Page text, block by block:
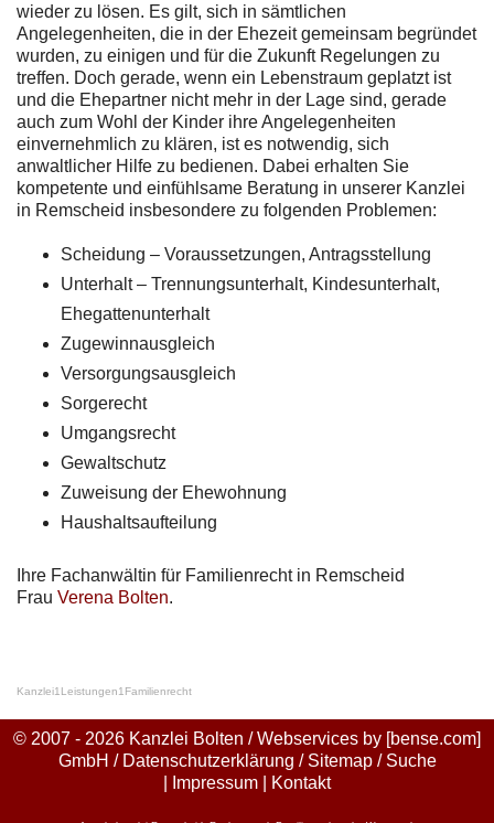
wieder zu lösen. Es gilt, sich in sämtlichen
Angelegenheiten, die in der Ehezeit gemeinsam begründet
wurden, zu einigen und für die Zukunft Regelungen zu
treffen. Doch gerade, wenn ein Lebenstraum geplatzt ist
und die Ehepartner nicht mehr in der Lage sind, gerade
auch zum Wohl der Kinder ihre Angelegenheiten
einvernehmlich zu klären, ist es notwendig, sich
anwaltlicher Hilfe zu bedienen. Dabei erhalten Sie
kompetente und einfühlsame Beratung in unserer Kanzlei
in Remscheid insbesondere zu folgenden Problemen:
Scheidung – Voraussetzungen, Antragsstellung
Unterhalt – Trennungsunterhalt, Kindesunterhalt,
Ehegattenunterhalt
Zugewinnausgleich
Versorgungsausgleich
Sorgerecht
Umgangsrecht
Gewaltschutz
Zuweisung der Ehewohnung
Haushaltsaufteilung
Ihre Fachanwältin für Familienrecht in Remscheid
Frau Verena Bolten.
Kanzlei1 Leistungen1 Familienrecht
© 2007 - 2026 Kanzlei Bolten / Webservices by [bense.com]
GmbH / Datenschutzerklärung / Sitemap/ Suche
Impressum Kontakt